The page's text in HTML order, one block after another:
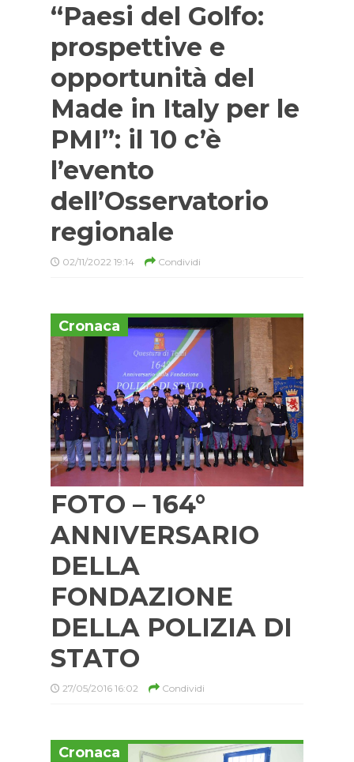
“Paesi del Golfo:
prospettive e
opportunità del
Made in Italy per le
PMI”: il 10 c’è
l’evento
dell’Osservatorio
regionale
02/11/2022 19:14 Condividi
Cronaca
FOTO – 164°
ANNIVERSARIO
DELLA
FONDAZIONE
DELLA POLIZIA DI
STATO
27/05/2016 16:02 Condividi
Cronaca